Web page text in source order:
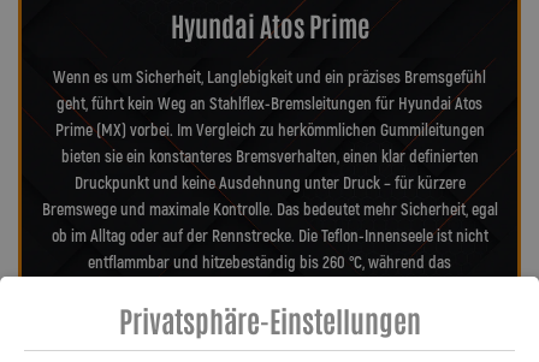
Hyundai Atos Prime
Wenn es um Sicherheit, Langlebigkeit und ein präzises Bremsgefühl
geht, führt kein Weg an Stahlflex-Bremsleitungen für Hyundai Atos
Prime (MX) vorbei. Im Vergleich zu herkömmlichen Gummileitungen
bieten sie ein konstanteres Bremsverhalten, einen klar definierten
Druckpunkt und keine Ausdehnung unter Druck – für kürzere
Bremswege und maximale Kontrolle. Das bedeutet mehr Sicherheit, egal
ob im Alltag oder auf der Rennstrecke. Die Teflon-Innenseele ist nicht
entflammbar und hitzebeständig bis 260 °C, während das
unempfindlich gegenüber äußeren Einflüssen macht. Es schützt
zuverlässig vor Marderbissen, Witterung und Beschädigungen – ein
Privatsphäre-Einstellungen